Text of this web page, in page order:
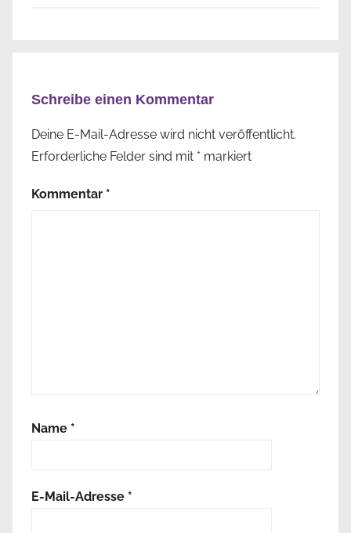
Schreibe einen Kommentar
Deine E-Mail-Adresse wird nicht veröffentlicht.
Erforderliche Felder sind mit * markiert
Kommentar *
Name *
E-Mail-Adresse *